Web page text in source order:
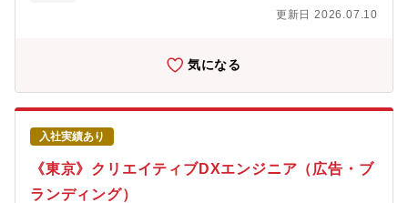
渉業務■契約締結に関連する契約条件検討・契約書策定■各種相談
目指す物と心の両面での豊かさに満ちた「理想の社会」の実現に
向けた取り組みを支えるため、知的財産部門では事業・研究開
発・知財が三位一体となって知財戦略を立案し、グローバルな出
願・権利化と知的財産の幅広い活用をおこない、競合他社に対す
る事業の優位性と安全の確保、併せて様々なビジネスパートナー
との「共創」を実現するための活動をグローバルに推進していま
す。なかでもデータ利活用、DX、生成AI、著作権等に代表される
社会・事業環境の大幅な変化の中、同社ではモノ売りからコト事
業の創出が強く求められており、それに伴い知財ポートフォリオ
更新日 2026.07.10
気になる
入社実績あり
《東京》クリエイティブDXエンジニア（広告・ブ
ランディング）